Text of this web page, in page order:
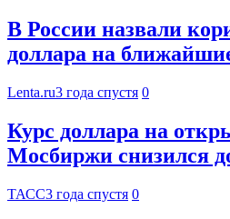
В России назвали
доллара на
Lenta.ru3 года спустя 0
Курс доллара на
Мосбиржи снизился
ТАСС3 года спустя 0